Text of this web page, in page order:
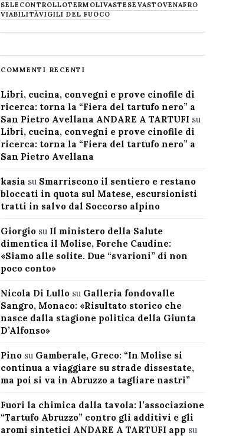
SELECONTROLLOTERMOLIVASTESE VASTOVENAFRO
VIABILITÀVIGILI DEL FUOCO
COMMENTI RECENTI
Libri, cucina, convegni e prove cinofile di
ricerca: torna la “Fiera del tartufo nero” a
San Pietro Avellana ANDARE A TARTUFI su
Libri, cucina, convegni e prove cinofile di
ricerca: torna la “Fiera del tartufo nero” a
San Pietro Avellana
kasia su Smarriscono il sentiero e restano
bloccati in quota sul Matese, escursionisti
tratti in salvo dal Soccorso alpino
Giorgiosu Il ministero della Salute
dimentica il Molise, Forche Caudine:
«Siamo alle solite. Due “svarioni” di non
poco conto»
Nicola Di Lullosu Galleria fondovalle
Sangro, Monaco: «Risultato storico che
nasce dalla stagione politica della Giunta
D’Alfonso»
Pinosu Gamberale, Greco: “In Molise si
continua a viaggiare su strade dissestate,
ma poi si va in Abruzzo a tagliare nastri”
Fuori la chimica dalla tavola: l’associazione
“Tartufo Abruzzo” contro gli additivi e gli
aromi sintetici ANDARE A TARTUFI app su